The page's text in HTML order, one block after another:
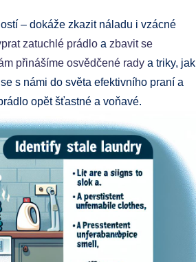
– dokáže zkazit náladu i vzácné
zatuchlé prádlo a zbavit se
přinášíme osvědčené rady a triky, jak
s námi do světa efektivního praní a
opět šťastné a voňavé.